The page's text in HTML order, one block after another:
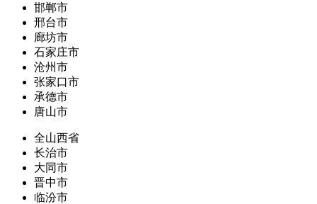
邯郸市
邢台市
廊坊市
石家庄市
沧州市
张家口市
承德市
唐山市
全山西省
长治市
大同市
晋中市
临汾市